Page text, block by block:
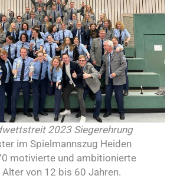
2023 Siegerehrung
im Spielmannszug Heiden
motivierte und ambitionierte
von 12 bis 60 Jahren.